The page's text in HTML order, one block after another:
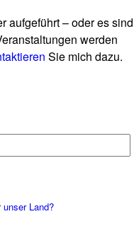
aufgeführt – oder es sind
werden
Sie mich dazu.
unser Land?